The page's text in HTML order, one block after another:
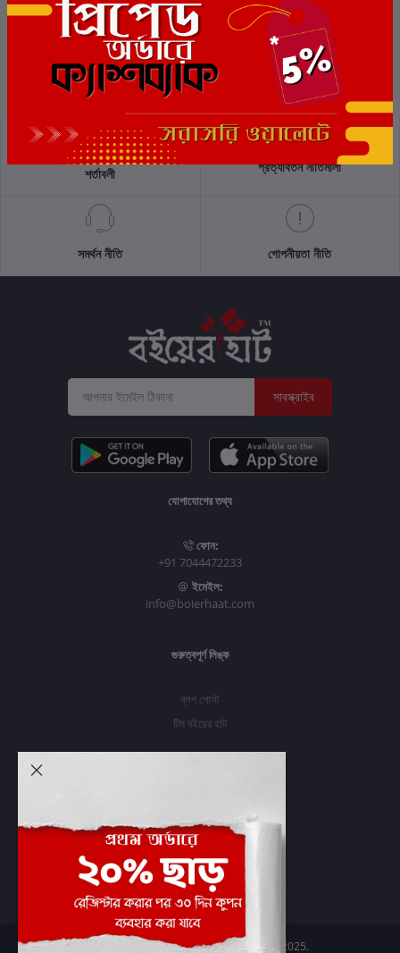
₹549.00 ₹473.00
শর্তাবলী প্রত্যাবর্তন নীতিমালা
সমর্থন নীতি গোপনীয়তা নীতি
সাবস্ক্রাইব
যোগাযোগের তথ্য
ফোন:
+91 7044472233
ইমেইল:
info@boierhaat.com
গুরুত্বপূর্ণ লিঙ্ক
ব্লগ পোস্ট
টিম বইয়ের হাট
প্রবেশ করুন
অর্ডার ইতিহাস
আমার ইচ্ছাগুলি
অর্ডার ট্র্যাকিং
Boier Haat™ | © All rights reserved 2025.